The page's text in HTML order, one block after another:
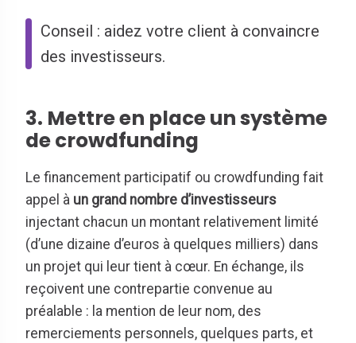
Conseil : aidez votre client à convaincre
des investisseurs.
3. Mettre en place un système
de crowdfunding
Le financement participatif ou crowdfunding fait
appel à un grand nombre d’investisseurs
injectant chacun un montant relativement limité
(d’une dizaine d’euros à quelques milliers) dans
un projet qui leur tient à cœur. En échange, ils
reçoivent une contrepartie convenue au
préalable : la mention de leur nom, des
remerciements personnels, quelques parts, et